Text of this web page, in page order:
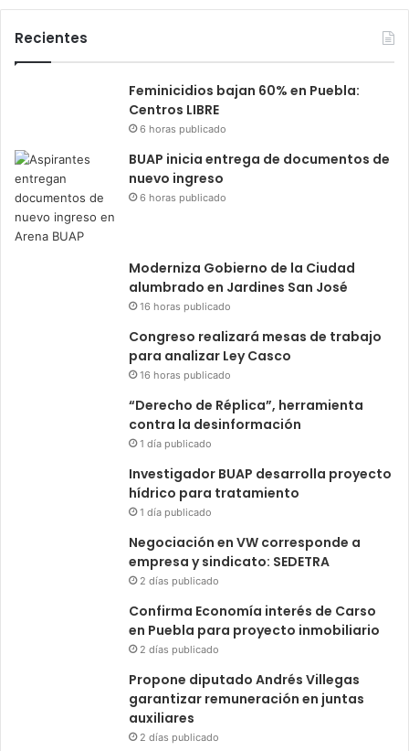
Recientes
Feminicidios bajan 60% en Puebla:
Centros LIBRE
6 horas publicado
BUAP inicia entrega de documentos de
nuevo ingreso
6 horas publicado
Moderniza Gobierno de la Ciudad
alumbrado en Jardines San José
16 horas publicado
Congreso realizará mesas de trabajo
para analizar Ley Casco
16 horas publicado
“Derecho de Réplica”, herramienta
contra la desinformación
1 día publicado
Investigador BUAP desarrolla proyecto
hídrico para tratamiento
1 día publicado
Negociación en VW corresponde a
empresa y sindicato: SEDETRA
2 días publicado
Confirma Economía interés de Carso
en Puebla para proyecto inmobiliario
2 días publicado
Propone diputado Andrés Villegas
garantizar remuneración en juntas
auxiliares
2 días publicado